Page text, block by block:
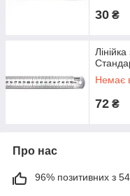
30 ₴
Немає
72 ₴
Про нас
96% позитивних з